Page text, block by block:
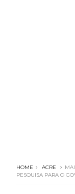
HOME ACRE
PESQUISA PARA O